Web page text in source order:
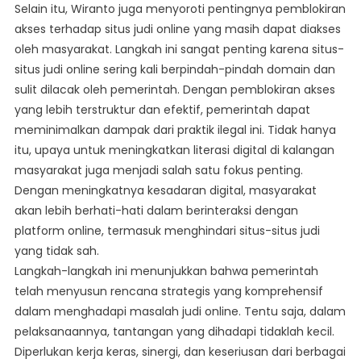
Selain itu, Wiranto juga menyoroti pentingnya pemblokiran
akses terhadap situs judi online yang masih dapat diakses
oleh masyarakat. Langkah ini sangat penting karena situs-
situs judi online sering kali berpindah-pindah domain dan
sulit dilacak oleh pemerintah. Dengan pemblokiran akses
yang lebih terstruktur dan efektif, pemerintah dapat
meminimalkan dampak dari praktik ilegal ini. Tidak hanya
itu, upaya untuk meningkatkan literasi digital di kalangan
masyarakat juga menjadi salah satu fokus penting.
Dengan meningkatnya kesadaran digital, masyarakat
akan lebih berhati-hati dalam berinteraksi dengan
platform online, termasuk menghindari situs-situs judi
yang tidak sah.
Langkah-langkah ini menunjukkan bahwa pemerintah
telah menyusun rencana strategis yang komprehensif
dalam menghadapi masalah judi online. Tentu saja, dalam
pelaksanaannya, tantangan yang dihadapi tidaklah kecil.
Diperlukan kerja keras, sinergi, dan keseriusan dari berbagai